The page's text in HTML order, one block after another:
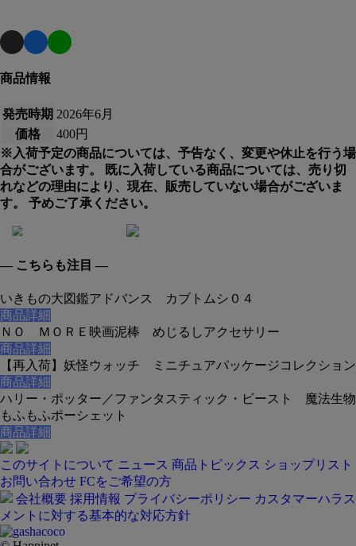
商品情報
発売時期 2026年6月
価格
400円
※入荷予定の商品については、予告なく、変更や休止を行う場
合がございます。 既に入荷している商品については、売り切
れなどの理由により、現在、販売していない場合がございま
す。 予めご了承ください。
— こちらも注目 —
いきもの大図鑑アドバンス カブトムシ０４
商品詳細
ＮＯ ＭＯＲＥ映画泥棒 めじるしアクセサリー
商品詳細
【再入荷】妖怪ウォッチ ミニチュアパッケージコレクション
商品詳細
ハリー・ポッター／ファンタスティック・ビースト 魔法生物
もふもふポーシェット
商品詳細
このサイトについて ニュース 商品トピックス ショップリスト
お問い合わせ FCをご希望の方
会社概要 採用情報 プライバシーポリシー カスタマーハラス
メントに対する基本的な対応方針